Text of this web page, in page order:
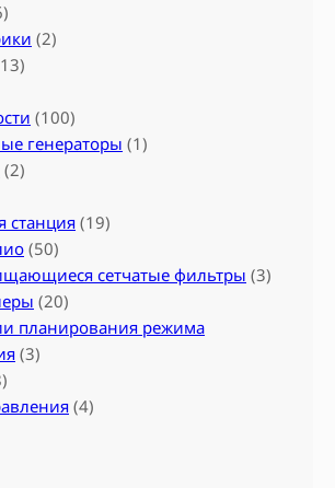
(2)
(100)
генераторы (1)
(2)
станция(19)
(50)
сетчатые фильтры (3)
(20)
планирования режима
(3)
(4)